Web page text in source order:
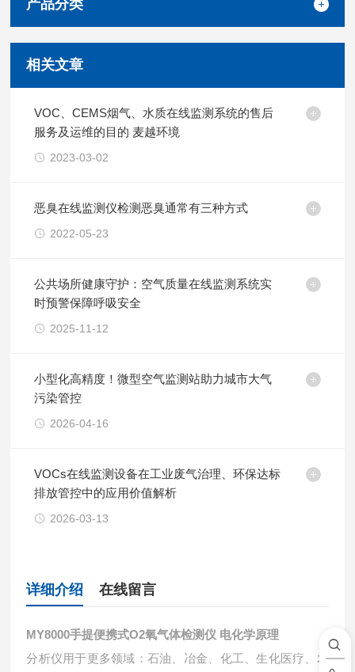
产品分类
相关文章
VOC、CEMS烟气、水质在线监测系统的售后
服务及运维的目的 麦越环境
2023-03-02
恶臭在线监测仪检测恶臭通常有三种方式
2022-05-23
公共场所健康守护：空气质量在线监测系统实
时预警保障呼吸安全
2025-11-12
小型化高精度！微型空气监测站助力城市大气
污染管控
2026-04-16
VOCs在线监测设备在工业废气治理、环保达标
排放管控中的应用价值解析
2026-03-13
详细介绍 在线留言
MY8000手提便携式O2氧气体检测仪 电化学原理
分析仪用于更多领域：石油、冶金、化工、生化医疗、农